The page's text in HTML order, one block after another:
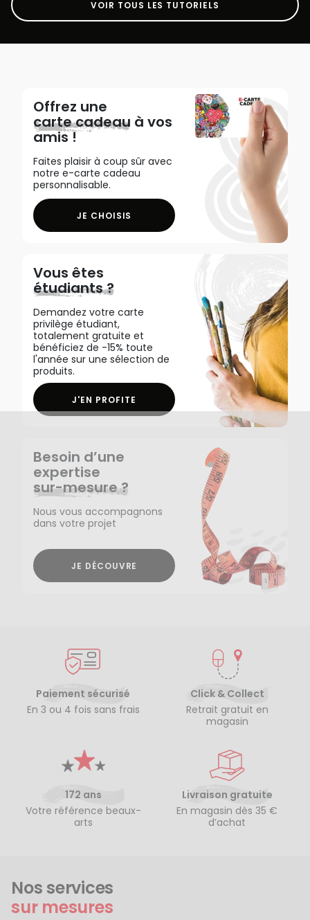
VOIR TOUS LES TUTORIELS
Offrez une
carte cadeau à vos
amis !
Faites plaisir à coup sûr avec
notre e-carte cadeau
personnalisable.
JE CHOISIS
Vous êtes
étudiants ?
Demandez votre carte
privilège étudiant,
totalement gratuite et
bénéficiez de -15% toute
l'année sur une sélection de
produits.
J'EN PROFITE
Besoin d’une
expertise
sur-mesure ?
Nous vous accompagnons
dans votre projet
JE DÉCOUVRE
Paiement sécurisé
En 3 ou 4 fois sans frais
Click & Collect
Retrait gratuit en
magasin
172 ans
Votre référence beaux-
arts
Livraison gratuite
En magasin dès 35 €
d’achat
Nos services
sur mesures